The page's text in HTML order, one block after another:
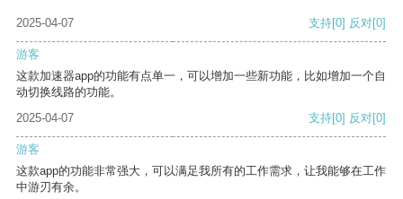
2025-04-07 支持[0] 反对[0]
游客
这款加速器app的功能有点单一，可以增加一些新功能，比如增加一个自
动切换线路的功能。
2025-04-07
支持[0] 反对[0]
游客
这款app的功能非常强大，可以满足我所有的工作需求，让我能够在工作
中游刃有余。